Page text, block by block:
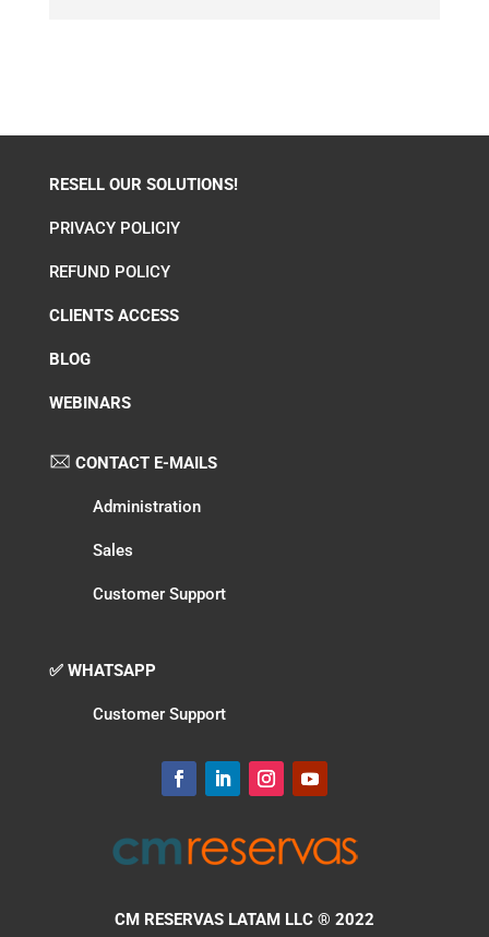
RESELL OUR SOLUTIONS!
PRIVACY POLICIY
REFUND POLICY
CLIENTS ACCESS
BLOG
WEBINARS
CONTACT E-MAILS
Administration
Sales
Customer Support
✅ WHATSAPP
Customer Support
CM RESERVAS LATAM LLC ® 2022